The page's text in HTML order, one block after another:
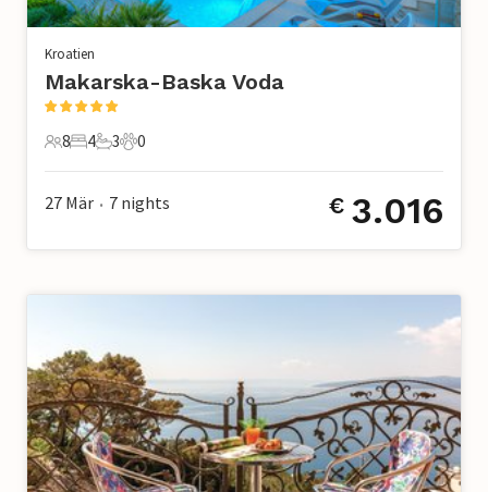
Kroatien
Makarska-Baska Voda
8 Gäste
8
4 Schlafzimmer
4
3 Badezimmer
3
0 Haustiere
0
27 Mär • 7 nights € 3.016